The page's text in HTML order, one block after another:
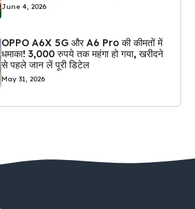
June 4, 2026
OPPO A6X 5G और A6 Pro की कीमतों में
धमाका! 3,000 रुपये तक महंगा हो गया, खरीदने
से पहले जान लें पूरी डिटेल
May 31, 2026